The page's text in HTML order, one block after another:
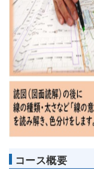
コース概要